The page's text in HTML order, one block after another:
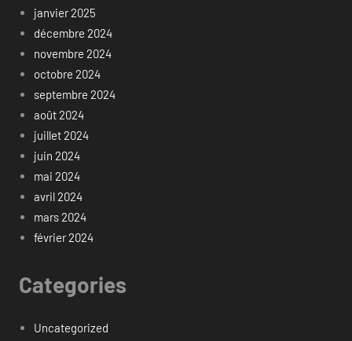
janvier 2025
décembre 2024
novembre 2024
octobre 2024
septembre 2024
août 2024
juillet 2024
juin 2024
mai 2024
avril 2024
mars 2024
février 2024
Categories
Uncategorized